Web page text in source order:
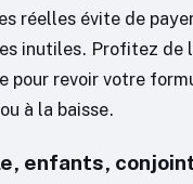
réelles évite de
inutiles. Profitez de
pour revoir votre
à la baisse.
enfants,